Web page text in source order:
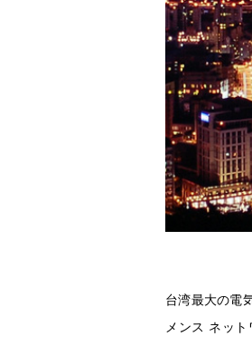
台湾最大の電
メンス ネッ